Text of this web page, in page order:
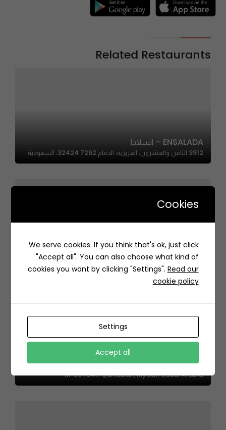
Related Restaurants
ENSALADA – انسلادا
3912 الثامن والعشرون، العزيزية، الدمام 32424 7262، السعودية
Salt – سولت
Unnamed Road, Al Aqiq, Riyadh 11564, Saudi Arabia
Thursday Burger | ثيرزداي برجر
RPCJ+54H Qurtubah, Riyadh Saudi Arabia
Cookies
We serve cookies. If you think that's ok, just click
"Accept all". You can also choose what kind of
cookies you want by clicking "Settings". Read our
cookie policy
Settings
Accept all